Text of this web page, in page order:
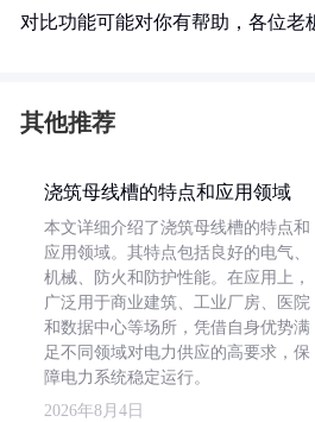
对比功能可能对你有帮助，各位老
其他推荐
浇筑母线槽的特点和应用领域
本文详细介绍了浇筑母线槽的特点和
应用领域。其特点包括良好的电气、
机械、防火和防护性能。在应用上，
广泛用于商业建筑、工业厂房、医院
和数据中心等场所，凭借自身优势满
足不同领域对电力供应的高要求，保
障电力系统稳定运行。
2026年8月4日